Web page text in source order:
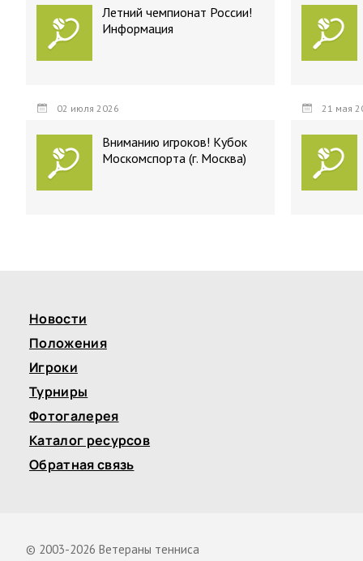
Летний чемпионат России!
Информация
02 июля 2026
Вниманию игроков! Кубок
Москомспорта (г. Москва)
21 мая
Новости
Положения
Игроки
Турниры
Фотогалерея
Каталог ресурсов
Обратная связь
© 2003-2026 Ветераны тенниса